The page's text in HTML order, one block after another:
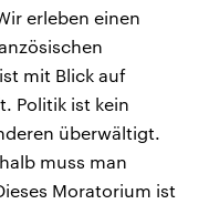
erleben einen
mit Blick auf
Politik ist kein
überwältigt.
muss man
Moratorium ist